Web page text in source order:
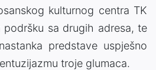
kulturnog centra TK
sa drugih adresa, te
predstave uspješno
troje glumaca.